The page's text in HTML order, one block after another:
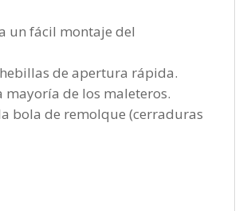
un fácil montaje del
de apertura rápida.
mayoría de los maleteros.
bola de remolque (cerraduras